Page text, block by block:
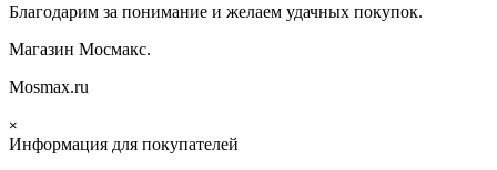
Благодарим за понимание и желаем удачных покупок.
Магазин Мосмакс.
Mosmax.ru
×
Информация для покупателей